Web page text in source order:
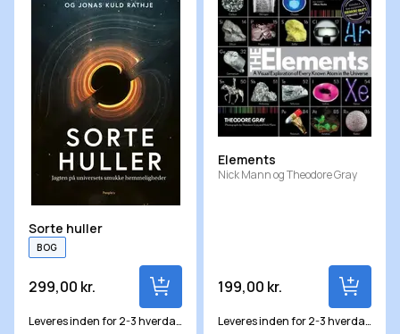
Sorte huller
BOG
299,00 kr.
Leveres inden for 2-3 hverdage
Elements
Nick Mann og Theodore Gray
199,00 kr.
Leveres inden for 2-3 hverdage